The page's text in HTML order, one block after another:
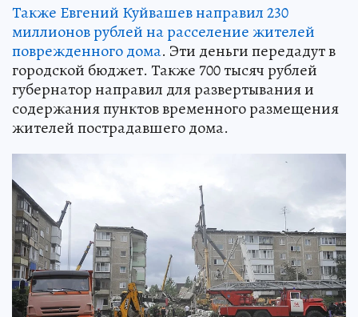
Также Евгений Куйвашев направил 230
миллионов рублей на расселение жителей
поврежденного дома. Эти деньги передадут в
городской бюджет. Также 700 тысяч рублей
губернатор направил для развертывания и
содержания пунктов временного размещения
жителей пострадавшего дома.